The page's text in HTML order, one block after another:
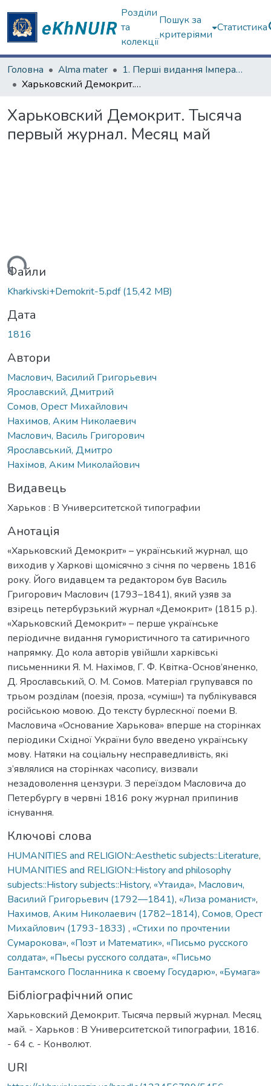
Розділи
та
колекції
Пошук за
критеріями
Статистика
Головна Alma mater
1. Перші видання Імператорського Харківського університету
Харьковский Демокрит. Тысяча первый журнал. Месяц май
Харьковский Демокрит. Тысяча
первый журнал. Месяц май
Файли
Kharkivski+Demokrit-5.pdf(15,42 MB)
Дата
1816
Автори
Маслович, Василий Григорьевич
Ярославский, Дмитрий
Сомов, Орест Михайлович
Нахимов, Аким Николаевич
Маслович, Василь Григорович
Ярославський, Дмитро
Нахімов, Аким Миколайович
Видавець
Харьков : В Университетской типографии
Анотація
«Харьковский Демокрит» – український журнал, що
виходив у Харкові щомісячно з січня по червень 1816
року. Його видавцем та редактором був Василь
Григорович Маслович (1793–1841), який узяв за
взірець петербурзький журнал «Демокрит» (1815 р.).
«Харьковский Демокрит» – перше українське
періодичне видання гумористичного та сатиричного
напрямку. До кола авторів увійшли харківські
письменники Я. М. Нахімов, Г. Ф. Квітка-Основ’яненко,
Д. Ярославський, О. М. Сомов. Матеріал групувався по
трьом розділам (поезія, проза, «суміш») та публікувався
російською мовою. До тексту бурлескної поеми В.
Масловича «Основание Харькова» вперше на сторінках
періодики Східної України було введено українську
мову. Натяки на соціальну несправедливість, які
з’являлися на сторінках часопису, визвали
незадоволення цензури. З переїздом Масловича до
Петербургу в червні 1816 року журнал припинив
існування.
Ключові слова
HUMANITIES and RELIGION::Aesthetic subjects::Literature,
HUMANITIES and RELIGION::History and philosophy
subjects::History subjects::History, «Утаида», Маслович,
Василий Григорьевич (1792—1841), «Лиза романист»,
Нахимов, Аким Николаевич (1782–1814), Сомов, Орест
Михайлович (1793-1833) , «Стихи по прочтении
Сумарокова», «Поэт и Математик», «Письмо русского
солдата», «Пьесы русского солдата», «Письмо
Бантамского Посланника к своему Государю», «Бумага»
Бібліографічний опис
Харьковский Демокрит. Тысяча первый журнал. Месяц
май. - Харьков : В Университетской типографии, 1816.
- 64 с. - Конволют.
URI